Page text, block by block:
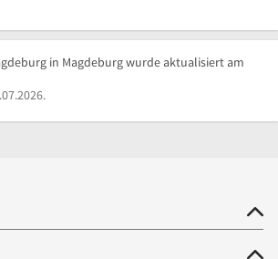
in Magdeburg wurde aktualisiert am